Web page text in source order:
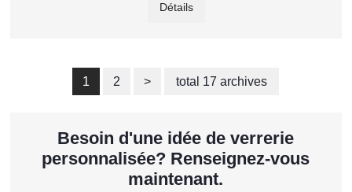
Détails
1 2 > total 17 archives
Besoin d'une idée de verrerie
personnalisée? Renseignez-vous
maintenant.